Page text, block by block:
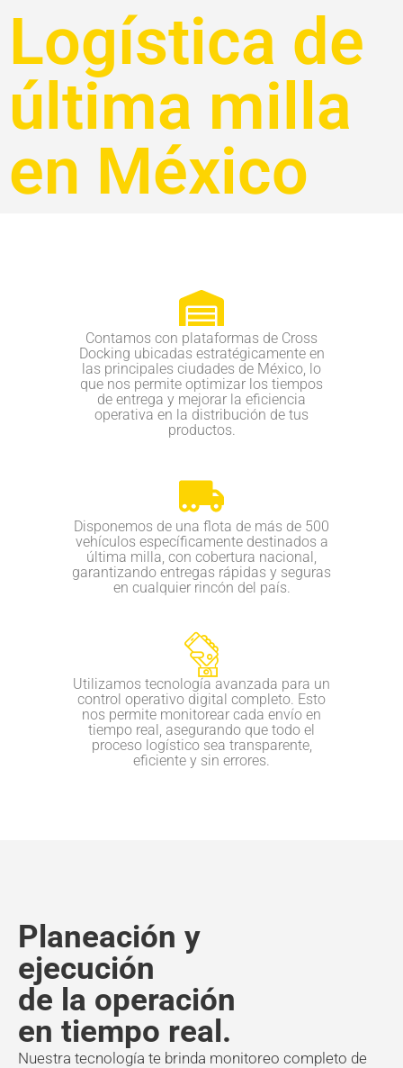
Logística de
última milla
en México
Contamos con plataformas de Cross
Docking ubicadas estratégicamente en
las principales ciudades de México, lo
que nos permite optimizar los tiempos
de entrega y mejorar la eficiencia
operativa en la distribución de tus
productos.
Disponemos de una flota de más de 500
vehículos específicamente destinados a
última milla, con cobertura nacional,
garantizando entregas rápidas y seguras
en cualquier rincón del país.
Utilizamos tecnología avanzada para un
control operativo digital completo. Esto
nos permite monitorear cada envío en
tiempo real, asegurando que todo el
proceso logístico sea transparente,
eficiente y sin errores.
Planeación y
ejecución
de la operación
en tiempo real.
Nuestra tecnología te brinda monitoreo completo de